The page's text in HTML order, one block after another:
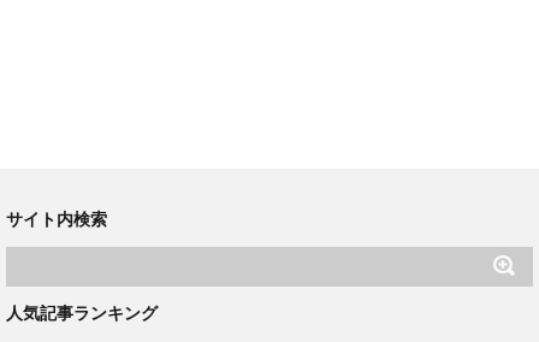
サイト内検索
人気記事ランキング